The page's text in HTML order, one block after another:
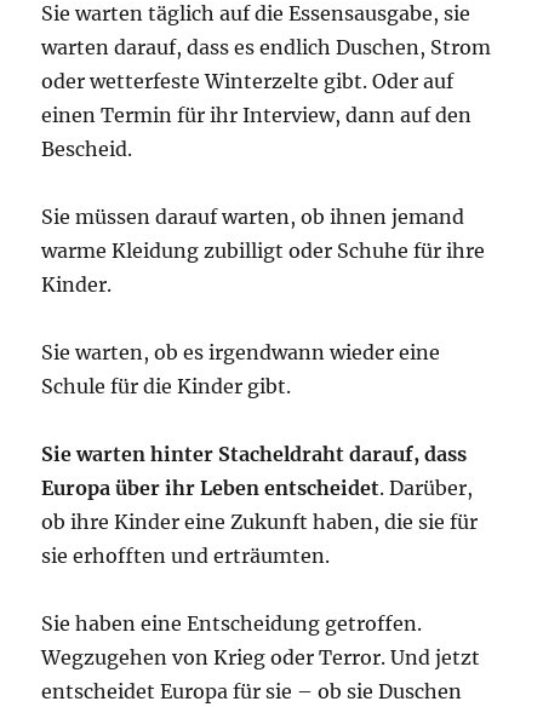
Sie warten täglich auf die Essensausgabe, sie
warten darauf, dass es endlich Duschen, Strom
oder wetterfeste Winterzelte gibt. Oder auf
einen Termin für ihr Interview, dann auf den
Bescheid.
Sie müssen darauf warten, ob ihnen jemand
warme Kleidung zubilligt oder Schuhe für ihre
Kinder.
Sie warten, ob es irgendwann wieder eine
Schule für die Kinder gibt.
Sie warten hinter Stacheldraht darauf, dass
Europa über ihr Leben entscheidet. Darüber,
ob ihre Kinder eine Zukunft haben, die sie für
sie erhofften und erträumten.
Sie haben eine Entscheidung getroffen.
Wegzugehen von Krieg oder Terror. Und jetzt
entscheidet Europa für sie – ob sie Duschen